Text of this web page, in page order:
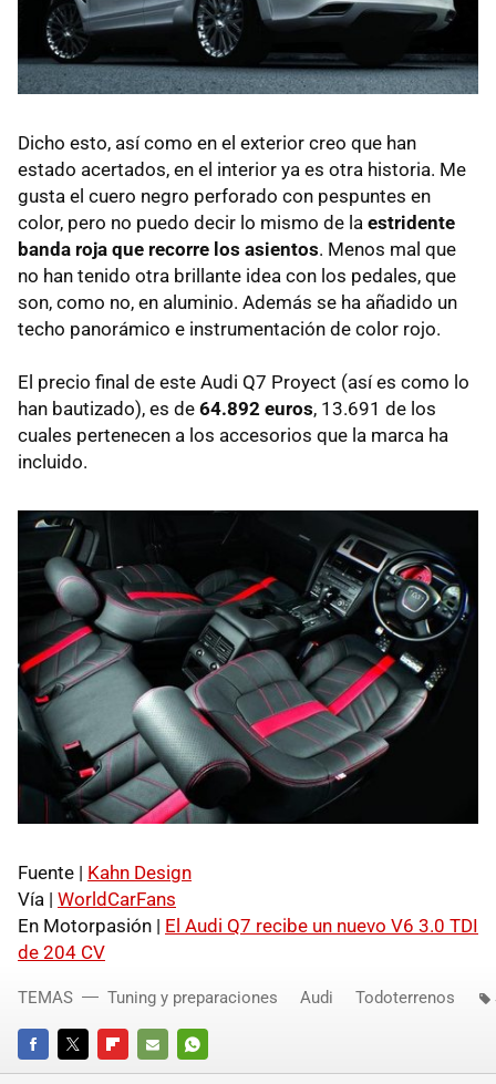
Dicho esto, así como en el exterior creo que han
estado acertados, en el interior ya es otra historia. Me
gusta el cuero negro perforado con pespuntes en
color, pero no puedo decir lo mismo de la estridente
banda roja que recorre los asientos. Menos mal que
no han tenido otra brillante idea con los pedales, que
son, como no, en aluminio. Además se ha añadido un
techo panorámico e instrumentación de color rojo.
El precio final de este Audi Q7 Proyect (así es como lo
han bautizado), es de 64.892 euros, 13.691 de los
cuales pertenecen a los accesorios que la marca ha
incluido.
Fuente | Kahn Design
Vía | WorldCarFans
En Motorpasión | El Audi Q7 recibe un nuevo V6 3.0 TDI
de 204 CV
FACEBOOKTWITTERFLIPBOARD
E-
WHATSAPP
TEMAS Tuning y preparaciones Audi Todoterrenos